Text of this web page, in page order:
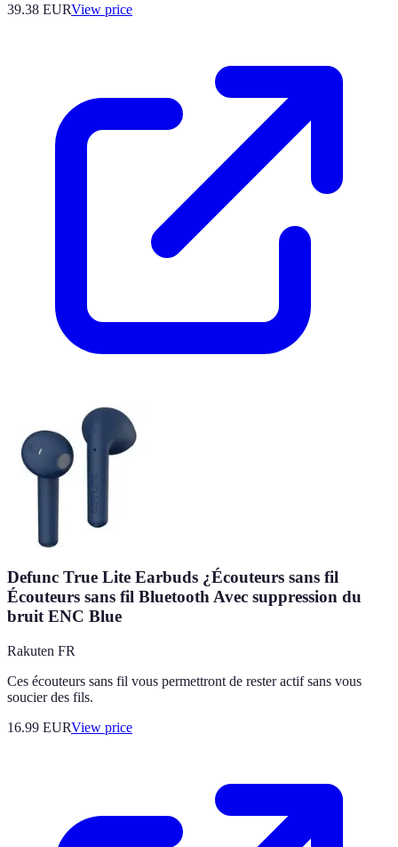
39.38 EURView price
Defunc True Lite Earbuds ¿Écouteurs sans fil
Écouteurs sans fil Bluetooth Avec suppression du
bruit ENC Blue
Rakuten FR
Ces écouteurs sans fil vous permettront de rester actif sans vous
soucier des fils.
16.99 EURView price